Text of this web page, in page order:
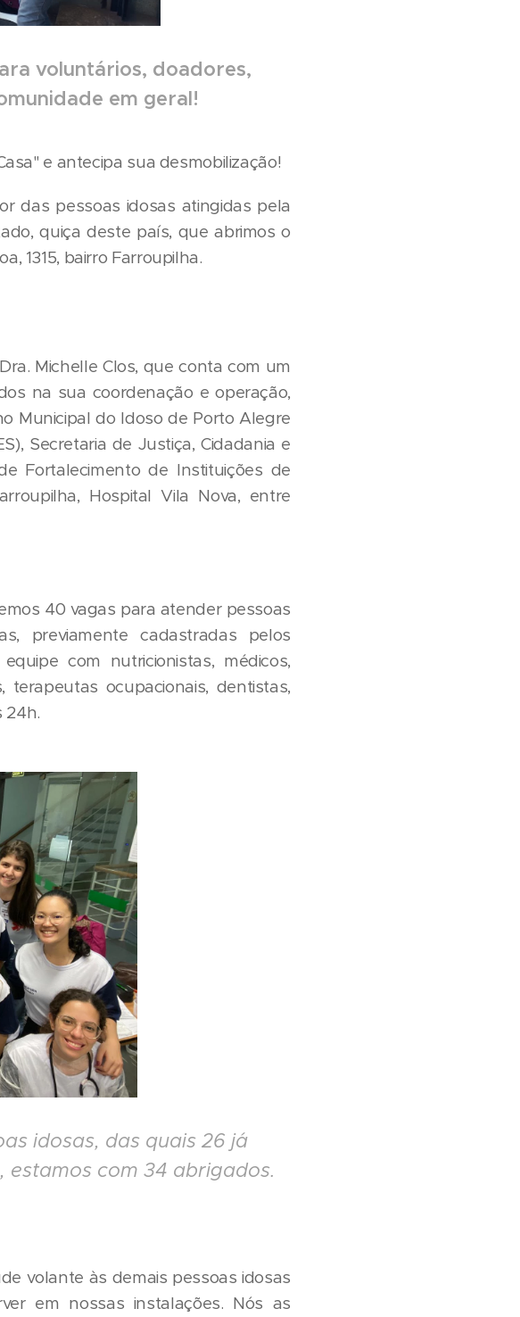
voluntários, doadores,
em geral!
e antecipa sua desmobilização!
das pessoas idosas atingidas pela
quiça deste país, que abrimos o
1315, bairro Farroupilha.
Michelle Clos, que conta com um
na sua coordenação e operação,
Municipal do Idoso de Porto Alegre
Secretaria de Justiça, Cidadania e
Fortalecimento de Instituições de
Hospital Vila Nova, entre
40 vagas para atender pessoas
previamente cadastradas pelos
com nutricionistas, médicos,
terapeutas ocupacionais, dentistas,
24h.
idosas, das quais 26 já
com 34 abrigados.
volante às demais pessoas idosas
em nossas instalações. Nós as